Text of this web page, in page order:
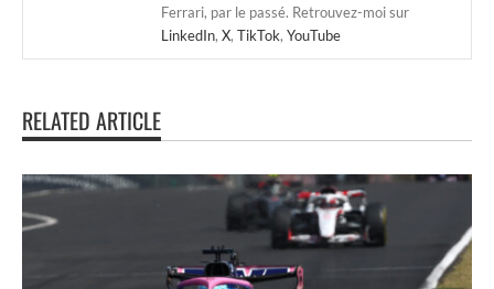
Ferrari, par le passé. Retrouvez-moi sur
LinkedIn, X, TikTok, YouTube
RELATED ARTICLE